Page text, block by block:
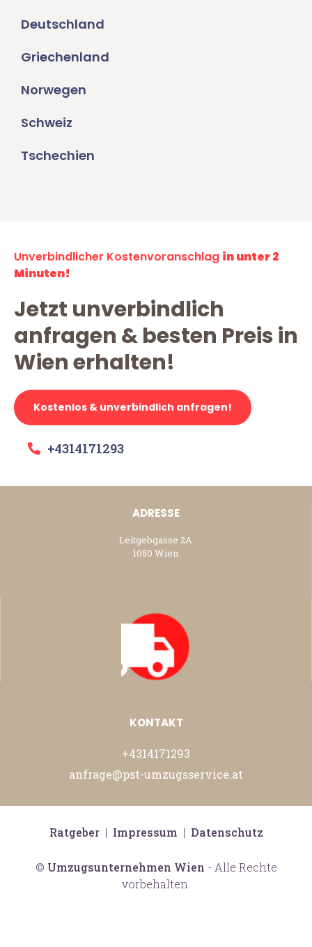
Deutschland
Griechenland
Norwegen
Schweiz
Tschechien
Unverbindlicher Kostenvoranschlag in unter 2
Minuten!
Jetzt unverbindlich
anfragen & besten Preis in
Wien erhalten!
Kostenlos & unverbindlich anfragen!
+4314171293
ADRESSE
Leitgebgasse 2A
1050 Wien
KONTAKT
+4314171293
anfrage@pst-umzugsservice.at
© Umzugsunternehmen Wien - Alle Rechte
vorbehalten.
Ratgeber| Impressum | Datenschutz